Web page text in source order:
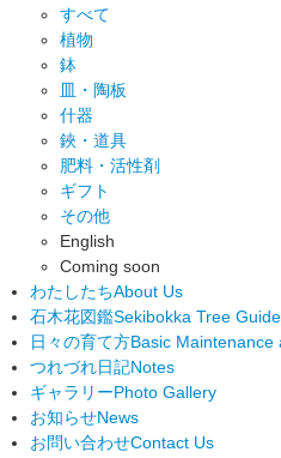
すべて
植物
鉢
皿・陶板
什器
鋏・道具
肥料・活性剤
ギフト
その他
English
Coming soon
わたしたちAbout Us
石木花図鑑Sekibokka Tree Guide
日々の育て方Basic Maintenance
つれづれ日記Notes
ギャラリーPhoto Gallery
お知らせNews
お問い合わせContact Us